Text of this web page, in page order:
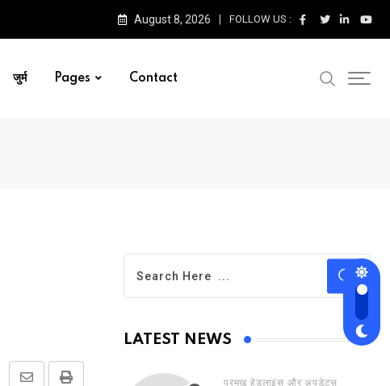
August 8, 2026 FOLLOW US :
जुर्म Pages Contact
LATEST NEWS
प्रमुख हेडलाइंस और अपडेट्स